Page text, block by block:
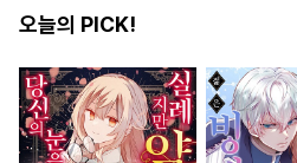
오늘의 PICK!